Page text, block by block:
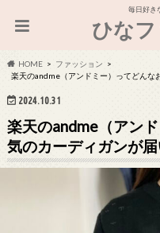
毎日好き
ひな
HOME
ファッション
楽天のandme（アンドミー）ってどんな
2024.10.31
楽天のandme（アン
気のカーディガンが届